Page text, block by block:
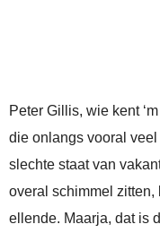
Peter Gillis, wie kent
die onlangs vooral
slechte staat van
overal schimmel zitten,
ellende. Maarja, dat is